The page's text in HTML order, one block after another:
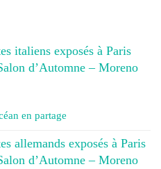
italiens exposés à Paris
d’Automne – Moreno
en partage
allemands exposés à Paris
d’Automne – Moreno